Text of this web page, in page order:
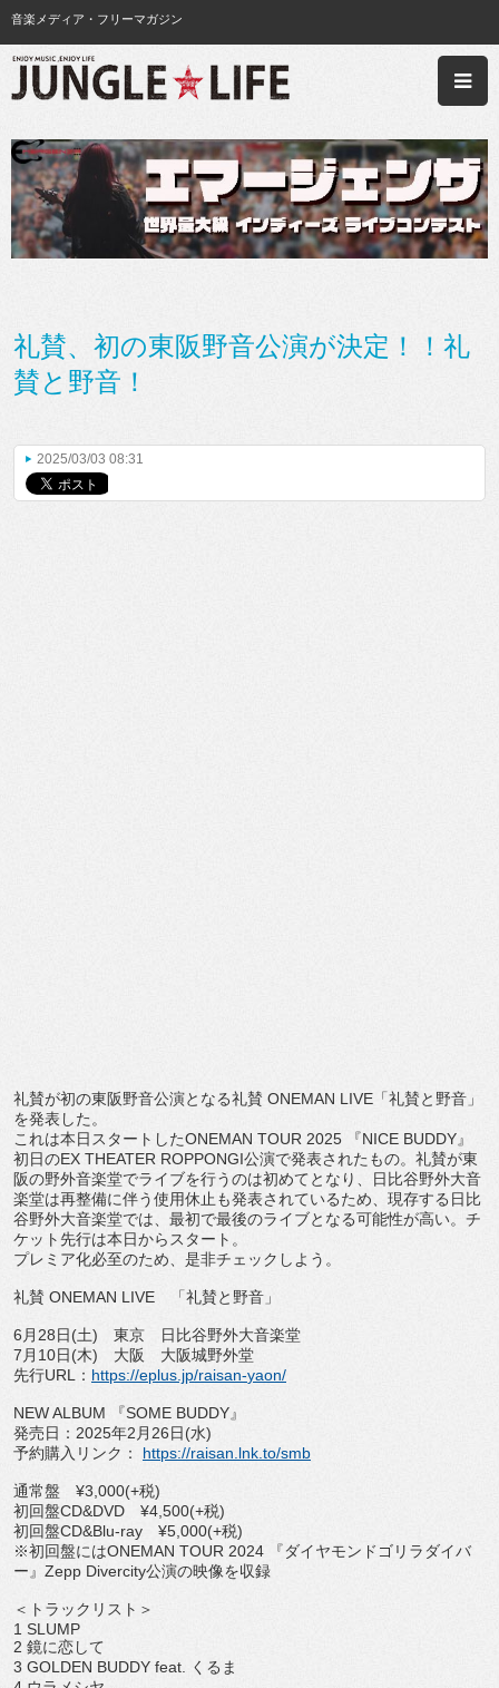
音楽メディア・フリーマガジン
礼賛、初の東阪野音公演が決定！！礼
賛と野音！
2025/03/03 08:31
礼賛が初の東阪野音公演となる礼賛 ONEMAN LIVE「礼賛と野音」
を発表した。
これは本日スタートしたONEMAN TOUR 2025 『NICE BUDDY』
初日のEX THEATER ROPPONGI公演で発表されたもの。 礼賛が東
阪の野外音楽堂でライブを行うのは初めてとなり、
日比谷野外大音
楽堂は再整備に伴う使用休止も発表されているため 、現存する日比
谷野外大音楽堂では、 最初で最後のライブとなる可能性が高い。 チ
ケット先行は本日からスタート。
プレミア化必至のため、是非チェックしよう。
礼賛 ONEMAN LIVE 「礼賛と野音」
6月28日(土) 東京 日比谷野外大音楽堂
7月10日(木) 大阪 大阪城野外堂
先行URL： https://eplus.jp/raisan-yaon/
NEW ALBUM 『SOME BUDDY』
発売日：2025年2月26日(水)
予約購入リンク： https://raisan.lnk.to/smb
通常盤 ¥3,000(+税)
初回盤CD&DVD ¥4,500(+税)
初回盤CD&Blu-ray ¥5,000(+税)
※初回盤にはONEMAN TOUR 2024 『ダイヤモンドゴリラダイバ
ー』Zepp Divercity公演の映像を収録
＜トラックリスト＞
1 SLUMP
2 鏡に恋して
3 GOLDEN BUDDY feat. くるま